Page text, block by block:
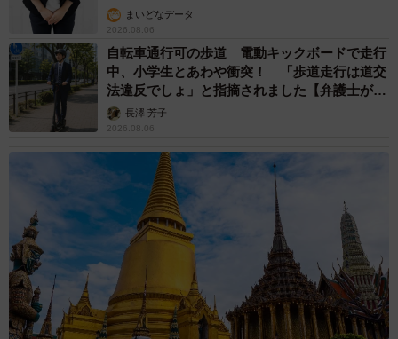
まいどなデータ
2026.08.06
自転車通行可の歩道 電動キックボードで走行
中、小学生とあわや衝突！ 「歩道走行は道交
法違反でしょ」と指摘されました【弁護士が解
説】長澤 芳子
2026.08.06